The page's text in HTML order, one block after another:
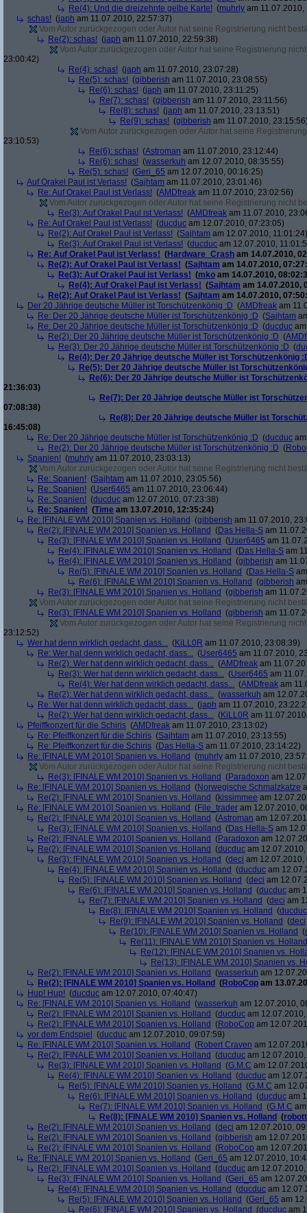
Re(4): Und die dreizehnte gelbe Karte! (muhrly am 11.07.2010,
schas! (japh am 11.07.2010, 22:57:37)
Vom Autor zurückgezogen oder Autor hat seine Registrierung nicht
Re(2): schas! (japh am 11.07.2010, 22:59:38)
Vom Autor zurückgezogen oder Autor hat seine Registrierung
23:00:42)
Re(4): schas! (japh am 11.07.2010, 23:07:28)
Re(5): schas! (gibberish am 11.07.2010, 23:08:55)
Re(6): schas! (japh am 11.07.2010, 23:11:25)
Re(7): schas! (gibberish am 11.07.2010, 23:11:56)
Re(8): schas! (japh am 11.07.2010, 23:13:51)
Re(9): schas! (gibberish am 11.07.2010,
Vom Autor zurückgezogen oder Autor hat seine
23:10:53)
Re(6): schas! (Astroman am 11.07.2010, 23:12:44)
Re(6): schas! (wasserkuh am 12.07.2010, 08:35:55)
Re(5): schas! (Geri_65 am 12.07.2010, 00:16:25)
Auf Orakel Paul ist Verlass! (Sajhtam am 11.07.2010, 23:01:46)
Re: Auf Orakel Paul ist Verlass! (AMDfreak am 11.07.2010, 23:02:56)
Vom Autor zurückgezogen oder Autor hat seine Registrierung nicht
Re(3): Auf Orakel Paul ist Verlass! (AMDfreak am 11.07.2010,
Re: Auf Orakel Paul ist Verlass! (ducduc am 12.07.2010, 07:23:05)
Re(2): Auf Orakel Paul ist Verlass! (Sajhtam am 12.07.2010, 11:01:24)
Re(3): Auf Orakel Paul ist Verlass! (ducduc am 12.07.2010,
Re: Auf Orakel Paul ist Verlass! (Hardware_Crash am 14.07.2010,
Re(2): Auf Orakel Paul ist Verlass! (Sajhtam am 14.07.2010,
Re(3): Auf Orakel Paul ist Verlass! (mko am 14.07.2010,
Re(4): Auf Orakel Paul ist Verlass! (Sajhtam am 14.07.2010,
Re(2): Auf Orakel Paul ist Verlass! (Sajhtam am 14.07.2010,
Der 20 Jährige deutsche Müller ist Torschützenkönig :D (AMDfreak am
Re: Der 20 Jährige deutsche Müller ist Torschützenkönig :D (Sajhtam
Re: Der 20 Jährige deutsche Müller ist Torschützenkönig :D (ducduc
Re(2): Der 20 Jährige deutsche Müller ist Torschützenkönig :D (
Re(3): Der 20 Jährige deutsche Müller ist Torschützenkönig :D (
Re(4): Der 20 Jährige deutsche Müller ist Torschützenkönig
Re(5): Der 20 Jährige deutsche Müller ist
Re(6): Der 20 Jährige deutsche Müller ist
21:36:03)
Re(7): Der 20 Jährige deutsche Müller ist
07:08:38)
Re(8): Der 20 Jährige deutsche Müller ist
16:45:08)
Re: Der 20 Jährige deutsche Müller ist Torschützenkönig :D (ducduc
Re(2): Der 20 Jährige deutsche Müller ist Torschützenkönig :D (
Spanien! (muhrly am 11.07.2010, 23:03:13)
Vom Autor zurückgezogen oder Autor hat seine Registrierung nicht
Re: Spanien! (Sajhtam am 11.07.2010, 23:05:56)
Re: Spanien! (User6465 am 11.07.2010, 23:06:44)
Re: Spanien! (ducduc am 12.07.2010, 07:23:38)
Re: Spanien! (Time am 13.07.2010, 12:35:24)
Re: [FINALE WM 2010] Spanien vs. Holland (gibberish am 11.07.2010,
Re(2): [FINALE WM 2010] Spanien vs. Holland (Das Hella-S am
Re(3): [FINALE WM 2010] Spanien vs. Holland (User6465 am
Re(4): [FINALE WM 2010] Spanien vs. Holland (Das Hella-S am
Re(4): [FINALE WM 2010] Spanien vs. Holland (gibberish am
Re(5): [FINALE WM 2010] Spanien vs. Holland (Das Hella-S
Re(6): [FINALE WM 2010] Spanien vs. Holland (gibberish
Re(3): [FINALE WM 2010] Spanien vs. Holland (gibberish am
Vom Autor zurückgezogen oder Autor hat seine Registrierung nicht
Re(3): [FINALE WM 2010] Spanien vs. Holland (gibberish am
Vom Autor zurückgezogen oder Autor hat seine Registrierung
23:12:52)
Wer hat denn wirklich gedacht, dass... (KiLL0R am 11.07.2010, 23:08:39)
Re: Wer hat denn wirklich gedacht, dass... (User6465 am 11.07.2010,
Re(2): Wer hat denn wirklich gedacht, dass... (AMDfreak am
Re(3): Wer hat denn wirklich gedacht, dass... (User6465 am
Re(4): Wer hat denn wirklich gedacht, dass... (AMDfreak am
Re(2): Wer hat denn wirklich gedacht, dass... (wasserkuh am
Re: Wer hat denn wirklich gedacht, dass... (japh am 11.07.2010,
Re(2): Wer hat denn wirklich gedacht, dass... (KiLL0R am
Pfeiffkonzert für die Schiris (AMDfreak am 11.07.2010, 23:13:02)
Re: Pfeiffkonzert für die Schiris (Sajhtam am 11.07.2010, 23:13:55)
Re: Pfeiffkonzert für die Schiris (Das Hella-S am 11.07.2010, 23:14:22)
Re: [FINALE WM 2010] Spanien vs. Holland (muhrly am 11.07.2010,
Vom Autor zurückgezogen oder Autor hat seine Registrierung nicht
Re(3): [FINALE WM 2010] Spanien vs. Holland (Paradoxon am
Re: [FINALE WM 2010] Spanien vs. Holland (Norwegische Schmalzkatze
Re(2): [FINALE WM 2010] Spanien vs. Holland (kissimmee am
Re: [FINALE WM 2010] Spanien vs. Holland (File_trader am 12.07.2010,
Re(2): [FINALE WM 2010] Spanien vs. Holland (Astroman am
Re(3): [FINALE WM 2010] Spanien vs. Holland (Das Hella-S am
Re(2): [FINALE WM 2010] Spanien vs. Holland (Paradoxon am
Re(2): [FINALE WM 2010] Spanien vs. Holland (ducduc am
Re(3): [FINALE WM 2010] Spanien vs. Holland (deci am 12.07.2010,
Re(4): [FINALE WM 2010] Spanien vs. Holland (ducduc am
Re(5): [FINALE WM 2010] Spanien vs. Holland (deci am
Re(6): [FINALE WM 2010] Spanien vs. Holland (ducduc am
Re(7): [FINALE WM 2010] Spanien vs. Holland (deci am
Re(8): [FINALE WM 2010] Spanien vs. Holland (ducduc
Re(9): [FINALE WM 2010] Spanien vs. Holland (deci
Re(10): [FINALE WM 2010] Spanien vs. Holland (
Re(11): [FINALE WM 2010] Spanien vs. Holland
Re(12): [FINALE WM 2010] Spanien vs.
Re(13): [FINALE WM 2010] Spanien vs.
Re(2): [FINALE WM 2010] Spanien vs. Holland (wasserkuh am
Re(2): [FINALE WM 2010] Spanien vs. Holland (RoboCop am
Hup! Hup! (ducduc am 12.07.2010, 07:40:47)
Re: [FINALE WM 2010] Spanien vs. Holland (wasserkuh am 12.07.2010,
Re(2): [FINALE WM 2010] Spanien vs. Holland (ducduc am
Re(2): [FINALE WM 2010] Spanien vs. Holland (RoboCop am
vor dem Endspiel
(ducduc am 12.07.2010, 09:07:59)
Re: [FINALE WM 2010] Spanien vs. Holland (Robert Craven am
Re(2): [FINALE WM 2010] Spanien vs. Holland (ducduc am
Re(3): [FINALE WM 2010] Spanien vs. Holland (G.M.C am
Re(4): [FINALE WM 2010] Spanien vs. Holland (ducduc am
Re(5): [FINALE WM 2010] Spanien vs. Holland (G.M.C am
Re(6): [FINALE WM 2010] Spanien vs. Holland (ducduc am
Re(7): [FINALE WM 2010] Spanien vs. Holland (G.M.C
Re(8): [FINALE WM 2010] Spanien vs. Holland (
Re(2): [FINALE WM 2010] Spanien vs. Holland (deci am 12.07.2010,
Re(2): [FINALE WM 2010] Spanien vs. Holland (gibberish am
Re(2): [FINALE WM 2010] Spanien vs. Holland (RoboCop am
Re: [FINALE WM 2010] Spanien vs. Holland (Geri_65 am 12.07.2010,
Re(2): [FINALE WM 2010] Spanien vs. Holland (ducduc am
Re(3): [FINALE WM 2010] Spanien vs. Holland (Geri_65 am
Re(4): [FINALE WM 2010] Spanien vs. Holland (ducduc am
Re(5): [FINALE WM 2010] Spanien vs. Holland (Geri_65 am
Re(6): [FINALE WM 2010] Spanien vs. Holland (ducduc am